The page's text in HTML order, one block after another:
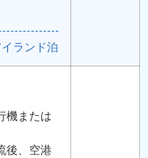
ランド泊
機または
後、空港